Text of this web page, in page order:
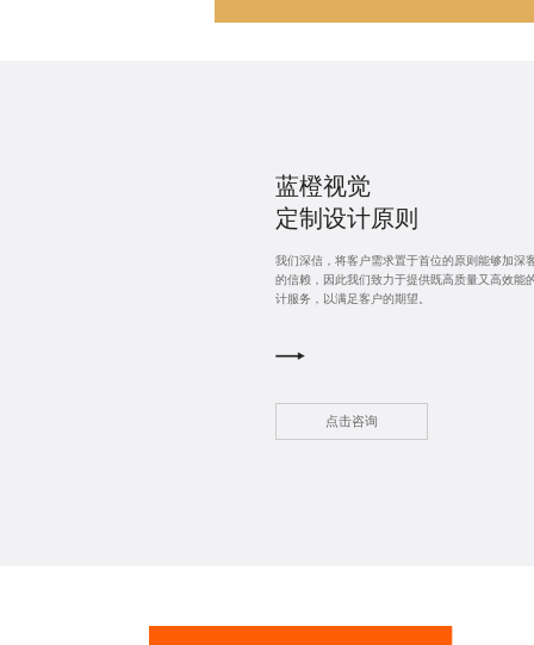
蓝橙视觉
定制设计原则
我们深信，将客户需求置于首位的原则能够加深
的信赖，因此我们致力于提供既高质量又高效能
计服务，以满足客户的期望。
点击咨询